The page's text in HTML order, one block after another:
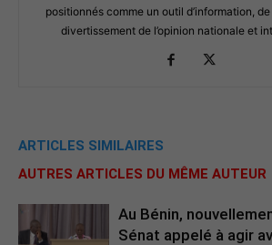
positionnés comme un outil d’information,
divertissement de l’opinion nationale et
ARTICLES SIMILAIRES
AUTRES ARTICLES DU MÊME AUTEUR
Au Bénin,
Sénat appelé à agir